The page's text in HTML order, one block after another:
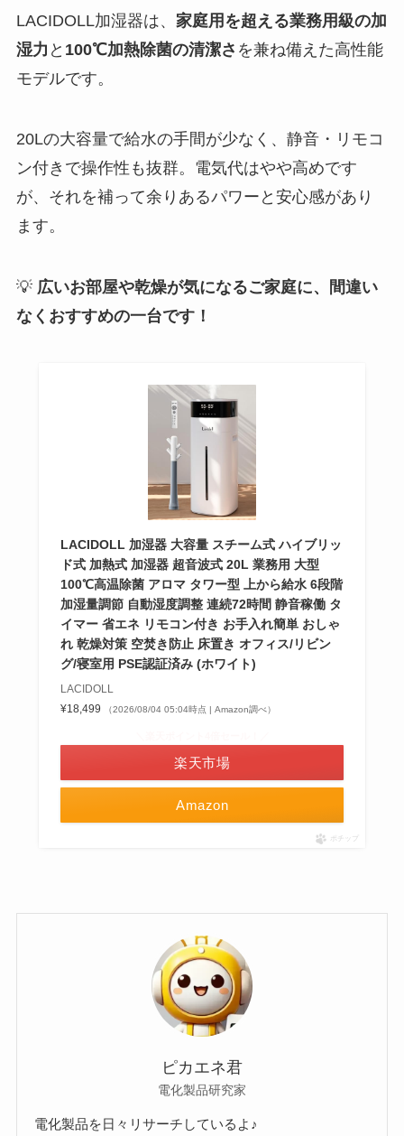
LACIDOLL加湿器は、 家庭用を超える業務用級の加
湿力 と 100℃加熱除菌の清潔さ を兼ね備えた高性能
モデルです。
20Lの大容量で給水の手間が少なく、静音・リモコ
ン付きで操作性も抜群。電気代はやや高めです
が、それを補って余りあるパワーと安心感があり
ます。
💡 広いお部屋や乾燥が気になるご家庭に、間違い
なくおすすめの一台です！
LACIDOLL 加湿器 大容量 スチーム式 ハイブリッ
ド式 加熱式 加湿器 超音波式 20L 業務用 大型
100℃高温除菌 アロマ タワー型 上から給水 6段階
加湿量調節 自動湿度調整 連続72時間 静音稼働 タ
イマー 省エネ リモコン付き お手入れ簡単 おしゃ
れ 乾燥対策 空焚き防止 床置き オフィス/リビン
グ/寝室用 PSE認証済み (ホワイト)
LACIDOLL
¥18,499
（2026/08/04 05:04時点 | Amazon調べ）
Amazon
楽天市場
ポチップ
ピカエネ君
電化製品研究家
電化製品を日々リサーチしているよ♪